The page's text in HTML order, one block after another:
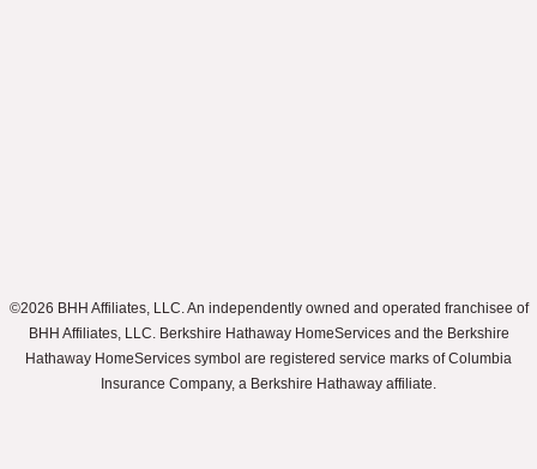
©2026 BHH Affiliates, LLC. An independently owned and operated franchisee of
BHH Affiliates, LLC. Berkshire Hathaway HomeServices and the Berkshire
Hathaway HomeServices symbol are registered service marks of Columbia
Insurance Company, a Berkshire Hathaway affiliate.